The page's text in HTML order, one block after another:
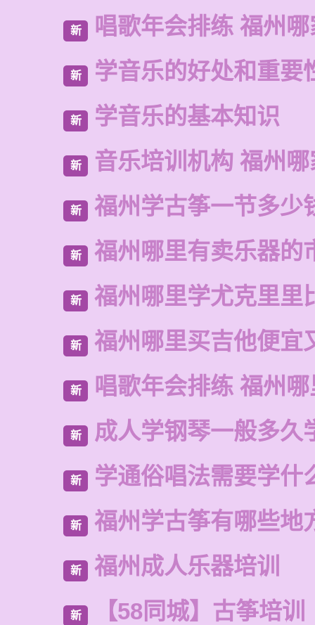
新 唱歌年会排练 福州
新 学音乐的好处和重要
新 学音乐的基本知识
新 音乐培训机构 福州
新 福州学古筝一节多少
新 福州哪里有卖乐器的
新 福州哪里学尤克里里
新 福州哪里买吉他便宜
新 唱歌年会排练 福州
新 成人学钢琴一般多久
新 学通俗唱法需要学什
新 福州学古筝有哪些地
新 福州成人乐器培训
新 【58同城】古筝培训